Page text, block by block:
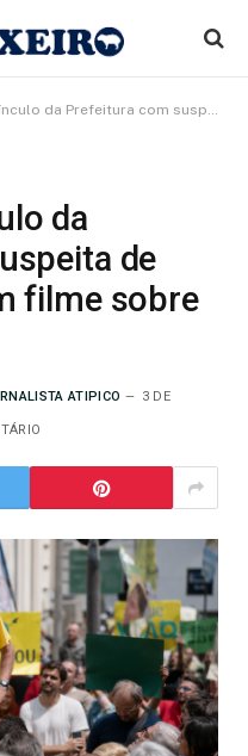
com suspeita de verba do Wi-Fi em filme sobre Bolsonaro
da
de
filme sobre
ATIPICO 3 DE